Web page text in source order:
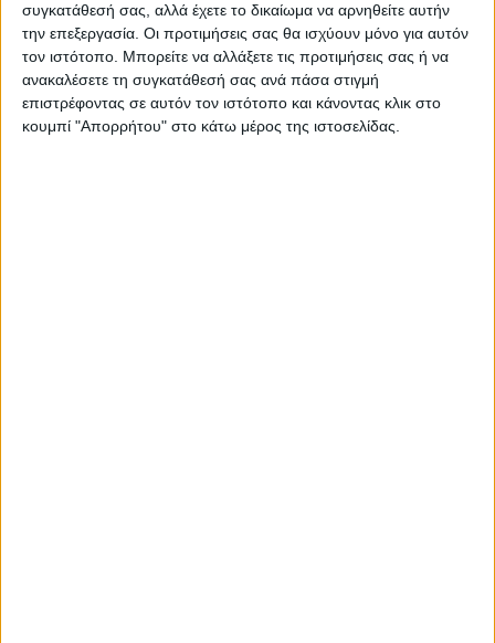
συγκατάθεσή σας, αλλά έχετε το δικαίωμα να αρνηθείτε αυτήν
την επεξεργασία. Οι προτιμήσεις σας θα ισχύουν μόνο για αυτόν
τον ιστότοπο. Μπορείτε να αλλάξετε τις προτιμήσεις σας ή να
ανακαλέσετε τη συγκατάθεσή σας ανά πάσα στιγμή
επιστρέφοντας σε αυτόν τον ιστότοπο και κάνοντας κλικ στο
κουμπί "Απορρήτου" στο κάτω μέρος της ιστοσελίδας.